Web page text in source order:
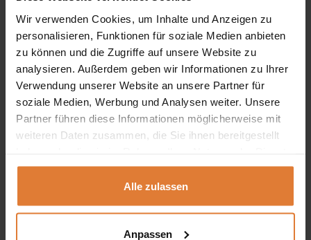
Wir verwenden Cookies, um Inhalte und Anzeigen zu
personalisieren, Funktionen für soziale Medien anbieten
zu können und die Zugriffe auf unsere Website zu
analysieren. Außerdem geben wir Informationen zu Ihrer
Verwendung unserer Website an unsere Partner für
soziale Medien, Werbung und Analysen weiter. Unsere
Partner führen diese Informationen möglicherweise mit
weiteren Daten zusammen, die Sie ihnen bereitgestellt
gesammelt haben.
Alle zulassen
Anpassen
Das originelle, asymmetrischeHängeregalbietet
zusätzlichen Stauraum für Bücher oder Dekorationen und
ermöglicht eine ergonomische Nutzung der Wände. Das
Möbelstück ist aus strapazierfähigerlaminierter Platte
gefertigt und mit einer haltbaren ABS-Kante versehen.
Abmessungen: